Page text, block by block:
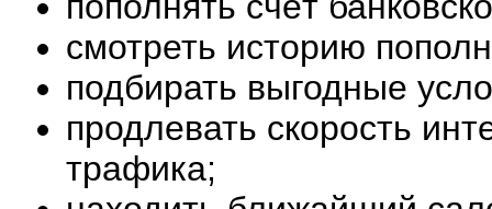
смотреть историю
подбирать выгодные
продлевать скорость
трафика;